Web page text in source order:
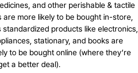
and other perishable & tactile
are more likely to be bought in-store,
standardized products like electronics,
stationary, and books are
to be bought online (where they’re
a better deal).